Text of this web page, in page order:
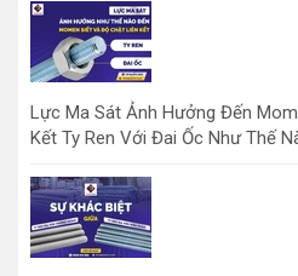
Lực Ma Sát Ảnh Hưởng Đến
Kết Ty Ren Với Đai Ốc Như Thế